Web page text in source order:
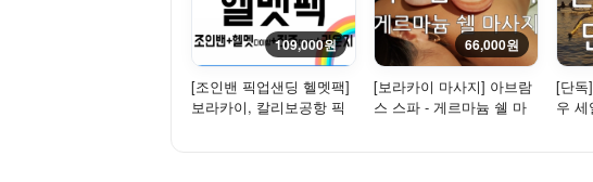
109,000원
[조인밴 픽업샌딩 헬멧팩]
보라카이, 칼리보공항 픽
66,000원
[보라카이 마사지] 아브람
스 스파 - 게르마늄 쉘 마
[단독
우 세